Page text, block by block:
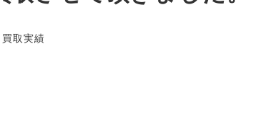
ゴリー
買取実績